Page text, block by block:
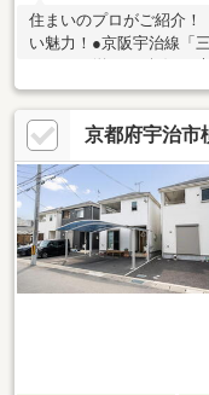
住まいのプロがご紹介！
い魅力！●京阪宇治線「
部屋ずつ配置された「
ース付き。●1階和室は
です。●第一種中高層住
ィ黄檗店：徒歩14分(約
店：徒歩7分(約490m)
京都府宇治市